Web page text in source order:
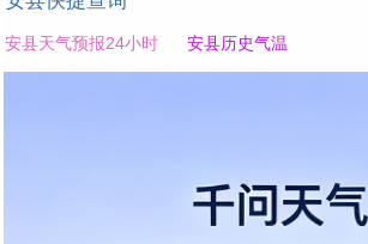
安县天气预报24小时 安县历史气温